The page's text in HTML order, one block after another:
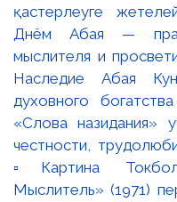
қастерлеуге
Днём Абая —
мыслителя и
Наследие Абая
духовного
«Слова назидания»
честности,
▫️Картина
Мыслитель» (1971)